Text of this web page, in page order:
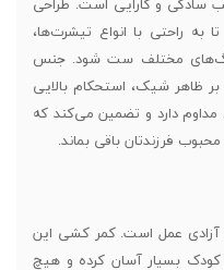
راحتی با انواع تیشرت‌ها،
رنگ‌های مختلف ست شود. جنس
ظاهر شیک، استحکام بالایی
مداوم دارد و تضمین می‌کند که
فرزندتان باقی بماند.
آزادی عمل است. کمر کشی این
کودک بسیار آسان کرده و هیچ